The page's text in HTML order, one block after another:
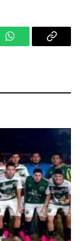
WhatsAppCopy